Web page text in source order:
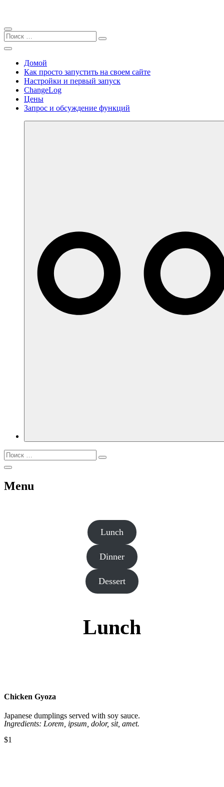
Закрыть
Поиск
Найти:
Поиск
Перейти
содержимому
Меню
Домой
Как просто запустить на своем сайте
Настройки и первый запуск
ChangeLog
Цены
Запрос и обсуждение функций
Найти:
Поиск
Открыть
Menu
Lunch
Dinner
Dessert
Lunch
Chicken Gyoza
Japanese dumplings served with soy sauce.
Ingredients: Lorem, ipsum, dolor, sit, amet.
$1